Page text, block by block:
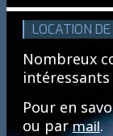
LOCATION
Nombreux
intéressants
Pour en
ou parmail.